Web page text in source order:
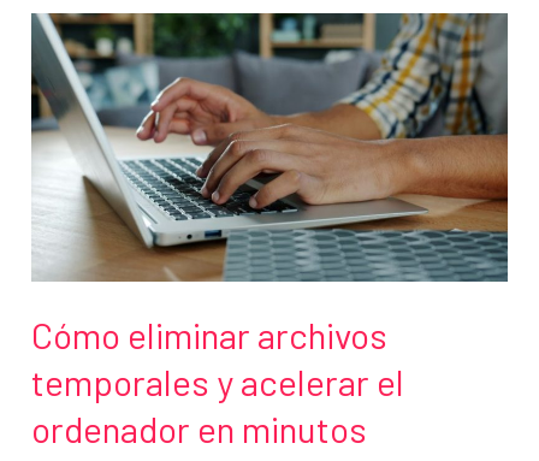
las
empresas
que
ofrecen
más
trabajo
remoto
en
2026
Cómo eliminar archivos
temporales y acelerar el
ordenador en minutos